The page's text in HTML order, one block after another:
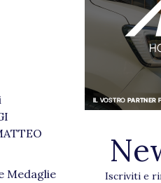
Medaglie
Iscriviti e